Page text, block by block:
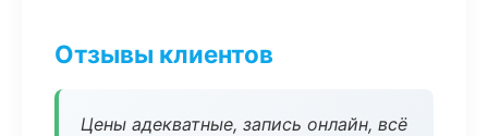
Отзывы клиентов
Цены адекватные, запись онлайн, всё